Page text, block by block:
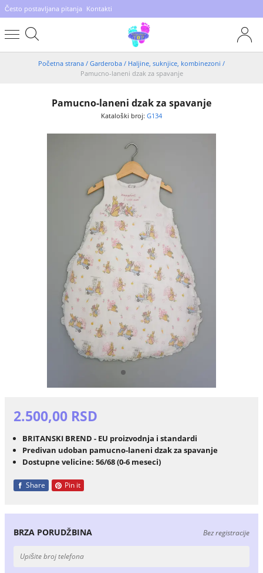
Često postavljana pitanja Kontakti
Početna strana / Garderoba / Haljine, suknjice, kombinezoni /
Pamucno-laneni dzak za spavanje
Pamucno-laneni dzak za spavanje
Kataloški broj: G134
2.500,00 RSD
BRITANSKI BREND - EU proizvodnja i standardi
Predivan udoban pamucno-laneni dzak za spavanje
Dostupne velicine: 56/68 (0-6 meseci)
Share Pin it
BRZA PORUDŽBINA Bez registracije